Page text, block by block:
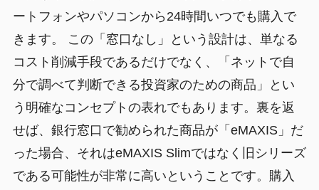
ートフォンやパソコンから24時間いつでも購入で
きます。 この「窓口なし」という設計は、単なる
コスト削減手段であるだけでなく、「ネットで自
分で調べて判断できる投資家のための商品」とい
う明確なコンセプトの表れでもあります。裏を返
せば、銀行窓口で勧められた商品が「eMAXIS」だ
った場合、それはeMAXIS Slimではなく旧シリーズ
である可能性が非常に高いということです。購入